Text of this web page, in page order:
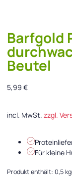
Barfgold
Beutel
5,99 €
incl. MwSt. zzgl.
Für kleine
Produkt enthält: 0,5kg